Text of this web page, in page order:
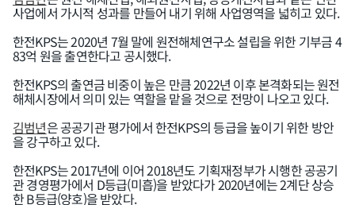
사업에서 가시적 성과를 만들어 내기 위해 사업영역을 넓히고 있다.
한전KPS는 2020년 7월 말에 원전해체연구소 설립을 위한 기부금 4
83억 원을 출연한다고 공시했다.
한전KPS의 출연금 비중이 높은 만큼 2022년 이후 본격화되는 원전
해체시장에서 의미 있는 역할을 맡을 것으로 전망이 나오고 있다.
김범년은 공공기관 평가에서 한전KPS의 등급을 높이기 위한 방안
을 강구하고 있다.
한전KPS는 2017년에 이어 2018년도 기획재정부가 시행한 공공기
관 경영평가에서 D등급(미흡)을 받았다가 2020년에는 2계단 상승
한 B등급(양호)을 받았다.